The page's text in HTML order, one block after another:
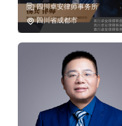
（边）境人员出入
员罪，阻碍解救被
罪分子逃避处罚罪。
二、玩忽职守型渎职
包括玩忽职守罪，
 四川卓安律师事务所
 四川省成都市